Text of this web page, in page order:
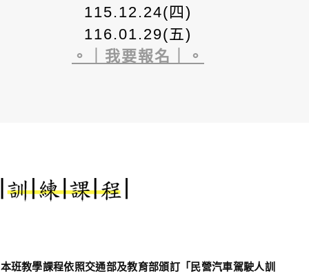
115.12.24(四)
116.01.29(五)
。｜我要報名｜。
本班教學課程依照交通部及教育部頒訂「民營汽車駕駛人訓